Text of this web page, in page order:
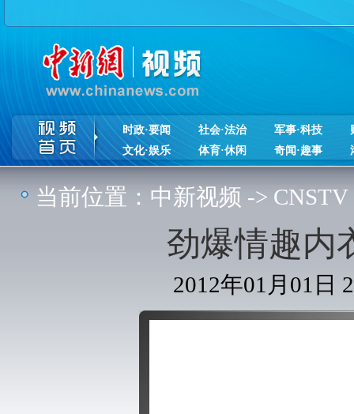
时政·要闻 社会·法治 军事·科技
文化·娱乐
体育·休闲 奇闻·趣事
当前位置： 中新视频 -> CNSTV
劲爆情趣内
2012年01月01